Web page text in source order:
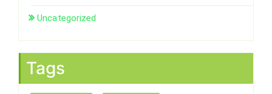
Uncategorized
Tags